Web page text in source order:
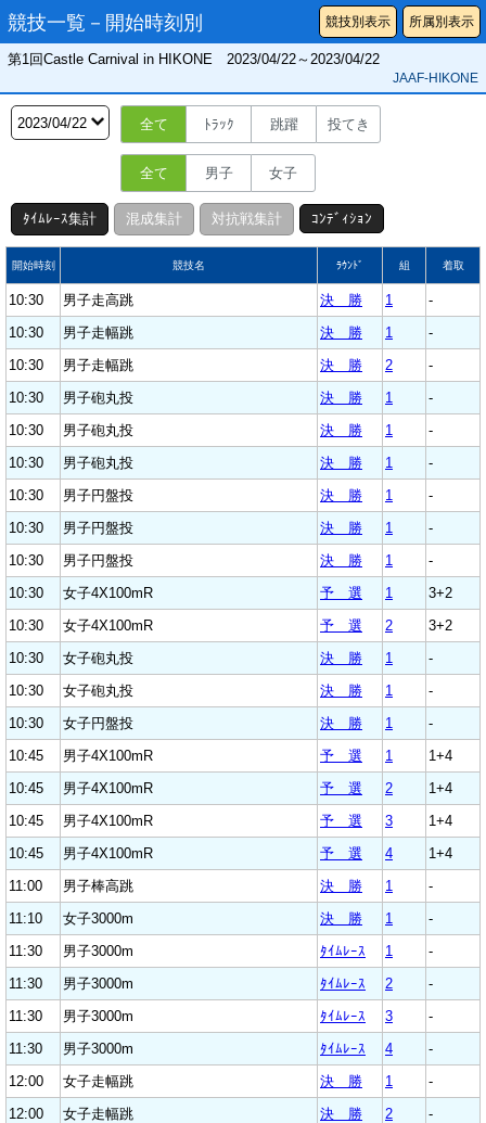
所属別表示
競技別表示
競技一覧－開始時刻別
第1回Castle Carnival in HIKONE 2023/04/22～2023/04/22
JAAF-HIKONE
全て ﾄﾗｯｸ 跳躍 投てき
全て 男子 女子
ﾀｲﾑﾚｰｽ集計 混成集計 対抗戦集計 ｺﾝﾃﾞｨｼｮﾝ
開始時刻 競技名 ﾗｳﾝﾄﾞ 組 着取
10:30 男子走高跳 決 勝 1
-
10:30
男子走幅跳 決 勝 1
-
10:30
男子走幅跳 決 勝 2
-
10:30
男子砲丸投 決 勝 1
-
10:30
男子砲丸投 決 勝 1
-
10:30
男子砲丸投 決 勝 1
-
10:30
男子円盤投 決 勝 1
-
10:30
男子円盤投 決 勝 1
-
10:30
男子円盤投 決 勝 1
-
10:30
女子4X100mR 予 選 1
3+2
10:30
女子4X100mR 予 選 2
3+2
10:30
女子砲丸投 決 勝 1
-
10:30
女子砲丸投 決 勝 1
-
10:30
女子円盤投 決 勝 1
-
10:45
男子4X100mR 予 選 1
1+4
10:45
男子4X100mR 予 選 2
1+4
10:45
男子4X100mR 予 選 3
1+4
10:45
男子4X100mR 予 選 4
1+4
11:00
男子棒高跳 決 勝 1
-
11:10
女子3000m 決 勝 1
-
11:30
男子3000m ﾀｲﾑﾚｰｽ 1
-
11:30
男子3000m ﾀｲﾑﾚｰｽ 2
-
11:30
男子3000m ﾀｲﾑﾚｰｽ 3
-
11:30
男子3000m ﾀｲﾑﾚｰｽ 4
-
12:00
女子走幅跳 決 勝 1
-
12:00
女子走幅跳 決 勝 2
-